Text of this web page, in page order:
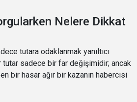
Nelere Dikkat
tutara odaklanmak yanıltıcı
tutar sadece bir far değişimidir; ancak
bir hasar ağır bir kazanın habercisi